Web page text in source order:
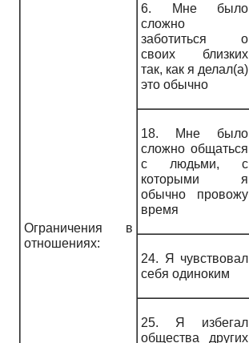
Ограничения в
отношениях:
6. Мне было
сложно
заботиться о
своих близких
так, как я делал(а)
это обычно
18. Мне было
сложно общаться
с людьми, с
которыми я
обычно провожу
время
24. Я чувствовал
себя одиноким
25. Я избегал
общества других